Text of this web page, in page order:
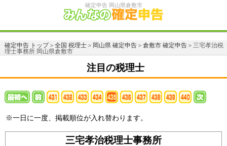
確定申告 岡山県倉敷市
確定申告 トップ＞ 全国 税理士＞ 岡山県 確定申告＞ 倉敷市 確定申告＞三宅孝治税
理士事務所 岡山県倉敷市
注目の税理士
※一日に一度、掲載順位が入れ替わります。
三宅孝治税理士事務所